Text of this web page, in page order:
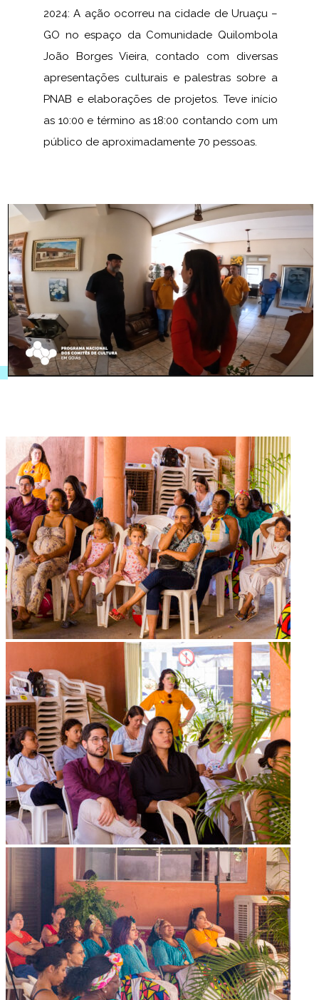
2024: A ação ocorreu na cidade de Uruaçu –
GO no espaço da Comunidade Quilombola
João Borges Vieira, contado com diversas
apresentações culturais e palestras sobre a
PNAB e elaborações de projetos. Teve início
as 10:00 e término as 18:00 contando com um
público de aproximadamente 70 pessoas.